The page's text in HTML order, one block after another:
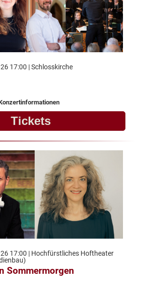
17:00 | Schlosskirche
Tickets
17:00 | Hochfürstliches Hoftheater
Sommermorgen